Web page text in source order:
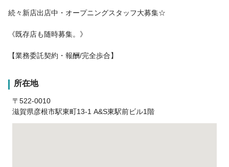
続々新店出店中・オープニングスタッフ大募集☆
《既存店も随時募集。》
【業務委託契約・報酬/完全歩合】
所在地
〒522-0010
滋賀県彦根市駅東町13-1 A&S東駅前ビル1階